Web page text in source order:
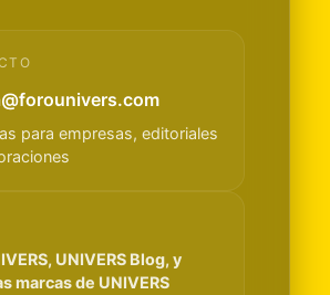
para empresas, editoriales
UNIVERS Blog, y
marcas de UNIVERS